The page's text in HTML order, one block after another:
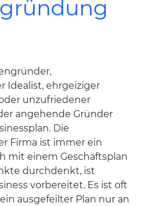
Idealist, ehrgeiziger
unzufriedener
angehende Gründer
Die
Firma ist immer ein
mit einem Geschäftsplan
durchdenkt, ist
vorbereitet. Es ist oft
ausgefeilter Plan nur an